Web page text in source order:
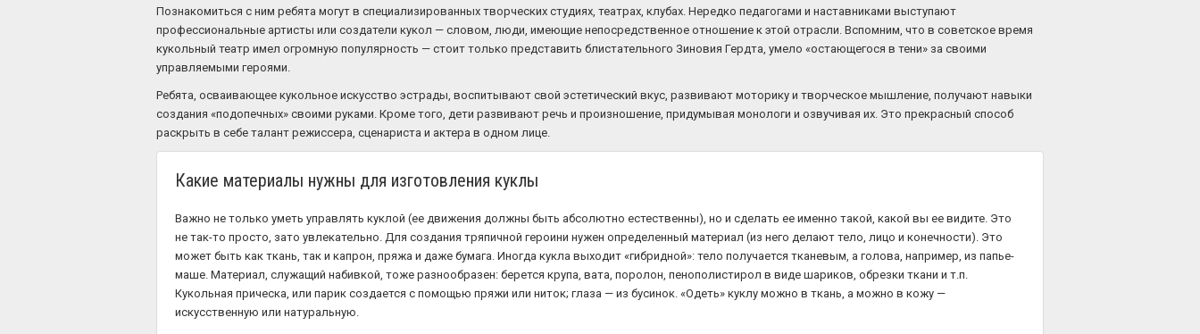
Познакомиться с ним ребята могут в специализированных творческих студиях, театрах, клубах. Нередко педагогами и наставниками выступают
профессиональные артисты или создатели кукол — словом, люди, имеющие непосредственное отношение к этой отрасли. Вспомним, что в советское время
кукольный театр имел огромную популярность — стоит только представить блистательного Зиновия Гердта, умело «остающегося в тени» за своими
управляемыми героями.
Ребята, осваивающее кукольное искусство эстрады, воспитывают свой эстетический вкус, развивают моторику и творческое мышление, получают навыки
создания «подопечных» своими руками. Кроме того, дети развивают речь и произношение, придумывая монологи и озвучивая их. Это прекрасный способ
раскрыть в себе талант режиссера, сценариста и актера в одном лице.
Какие материалы нужны для изготовления куклы
Важно не только уметь управлять куклой (ее движения должны быть абсолютно естественны), но и сделать ее именно такой, какой вы ее видите. Это
не так-то просто, зато увлекательно. Для создания тряпичной героини нужен определенный материал (из него делают тело, лицо и конечности). Это
может быть как ткань, так и капрон, пряжа и даже бумага. Иногда кукла выходит «гибридной»: тело получается тканевым, а голова, например, из папье-
маше. Материал, служащий набивкой, тоже разнообразен: берется крупа, вата, поролон, пенополистирол в виде шариков, обрезки ткани и т.п.
Кукольная прическа, или парик создается с помощью пряжи или ниток; глаза — из бусинок. «Одеть» куклу можно в ткань, а можно в кожу —
искусственную или натуральную.